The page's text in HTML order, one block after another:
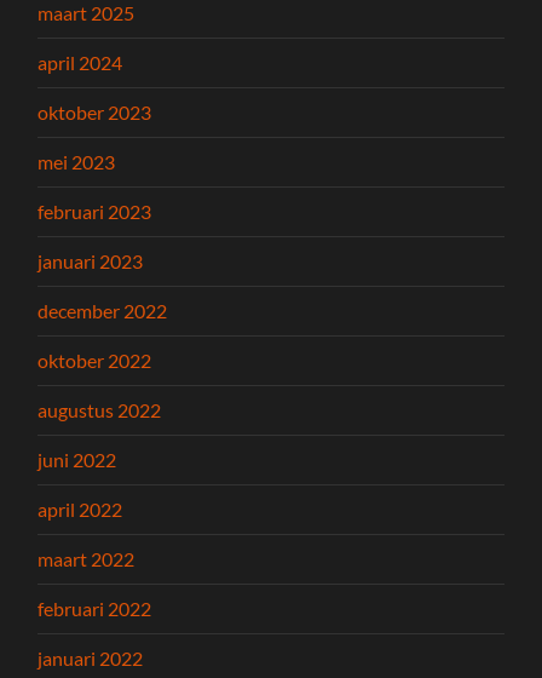
maart 2025
april 2024
oktober 2023
mei 2023
februari 2023
januari 2023
december 2022
oktober 2022
augustus 2022
juni 2022
april 2022
maart 2022
februari 2022
januari 2022